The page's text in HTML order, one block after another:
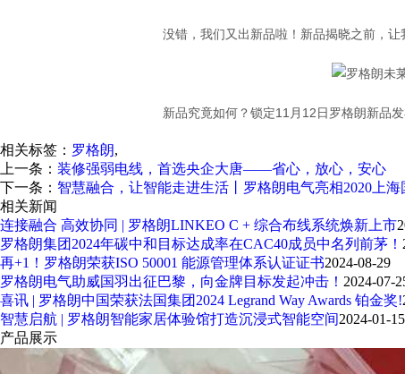
没错，我们又出新品啦！新品揭晓之前，
新品究竟如何？锁定11月12日罗格朗新品
相关标签： 罗格朗,
上一条： 装修强弱电线，首选央企大唐——省心，放心，安心
下一条： 智慧融合，让智能走进生活丨罗格朗电气亮相2020上
相关新闻
连接融合 高效协同 | 罗格朗LINKEO C + 综合布线系统焕新上市
罗格朗集团2024年碳中和目标达成率在CAC40成员中名列前茅！
再+1！罗格朗荣获ISO 50001 能源管理体系认证证书2024-08-29
罗格朗电气助威国羽出征巴黎，向金牌目标发起冲击！ 2024-07-
喜讯 | 罗格朗中国荣获法国集团2024 Legrand Way Awards 铂金奖!
智慧启航 | 罗格朗智能家居体验馆打造沉浸式智能空间2024-01-15
产品展示